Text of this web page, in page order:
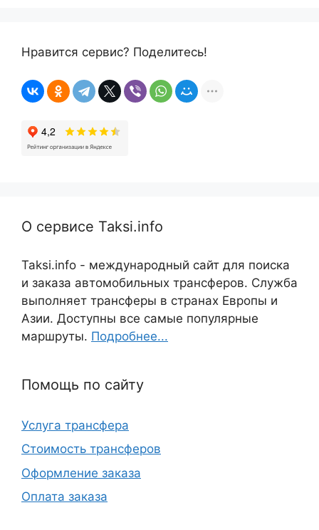
Нравится сервис? Поделитесь!
О сервисе Taksi.info
Taksi.info - международный сайт для поиска
и заказа автомобильных трансферов. Служба
выполняет трансферы в странах Европы и
Азии. Доступны все самые популярные
маршруты. Подробнее...
Помощь по сайту
Услуга трансфера
Стоимость трансферов
Оформление заказа
Оплата заказа